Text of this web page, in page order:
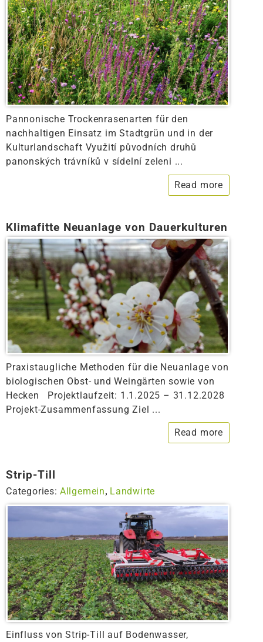
Pannonische Trockenrasenarten für den
nachhaltigen Einsatz im Stadtgrün und in der
Kulturlandschaft Využití původních druhů
panonských trávníků v sídelní zeleni ...
Read more
Klimafitte Neuanlage von Dauerkulturen
Praxistaugliche Methoden für die Neuanlage von
biologischen Obst- und Weingärten sowie von
Hecken Projektlaufzeit: 1.1.2025 – 31.12.2028
Projekt-Zusammenfassung Ziel ...
Read more
Strip-Till
Categories: Allgemein, Landwirte
Einfluss von Strip-Till auf Bodenwasser,